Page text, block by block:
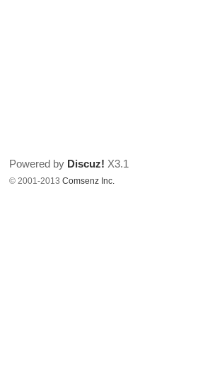
Powered by Discuz! X3.1
© 2001-2013Comsenz Inc.